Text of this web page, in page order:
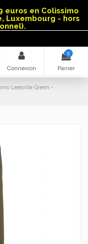
euros en Colissimo
Luxembourg - hors
Connexion
0
Panier
Leesville Green -